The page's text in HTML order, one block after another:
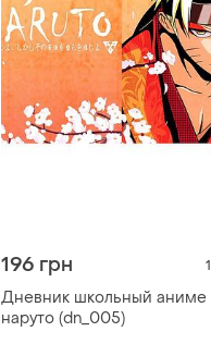
196 грн 1
Дневник школьный аниме
наруто (dn_005)